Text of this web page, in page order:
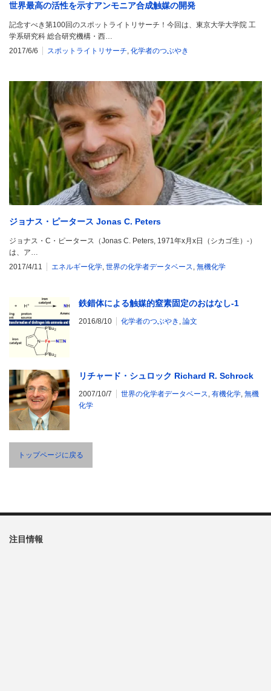
世界最高の活性を示すアンモニア合成触媒の開発
記念すべき第100回のスポットライトリサーチ！今回は、東京大学大学院 工
学系研究科 総合研究機構・西…
2017/6/6
スポットライトリサーチ, 化学者のつぶやき
ジョナス・ピータース Jonas C. Peters
ジョナス・C・ピータース（Jonas C. Peters, 1971年x月x日（シカゴ生）-）
は、ア…
2017/4/11
エネルギー化学, 世界の化学者データベース, 無機化学
鉄錯体による触媒的窒素固定のおはなし-1
2016/8/10 化学者のつぶやき , 論文
リチャード・シュロック Richard R. Schrock
2007/10/7 世界の化学者データベース, 有機化学, 無機
化学
トップページに戻る
注目情報